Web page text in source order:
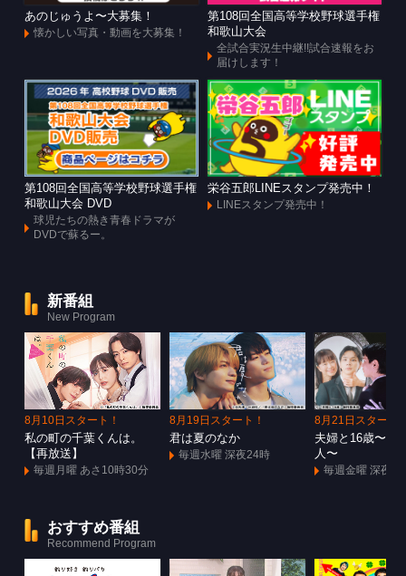
あのじゅうよ〜大募集！
懐かしい写真・動画を大募集！
第108回全国高等学校野球選手権
和歌山大会
全試合実況生中継!!試合速報をお
届けします！
第108回全国高等学校野球選手権
和歌山大会 DVD
球児たちの熱き青春ドラマが
DVDで蘇るー。
栄谷五郎LINEスタンプ発売中！
LINEスタンプ発売中！
新番組
New Program
8月10日スタート！
私の町の千葉くんは。
【再放送】
毎週月曜 あさ10時30分
8月19日スタート！
君は夏のなか
毎週水曜 深夜24時
8月21日スタート
夫婦と16歳〜狂
人〜
毎週金曜 深夜1
おすすめ番組
Recommend Program